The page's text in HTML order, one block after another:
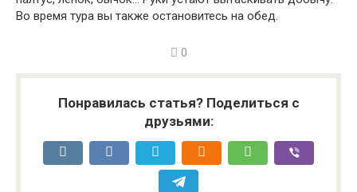
Во время тура вы также остановитесь на обед.
0
Понравилась статья? Поделиться с
друзьями: